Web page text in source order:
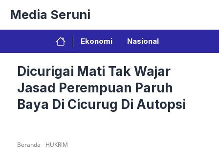
isi
Media Seruni
Ekonomi Nasional
Dicurigai Mati Tak Wajar
Jasad Perempuan Paruh
Baya Di Cicurug Di Autopsi
Beranda HUKRIM